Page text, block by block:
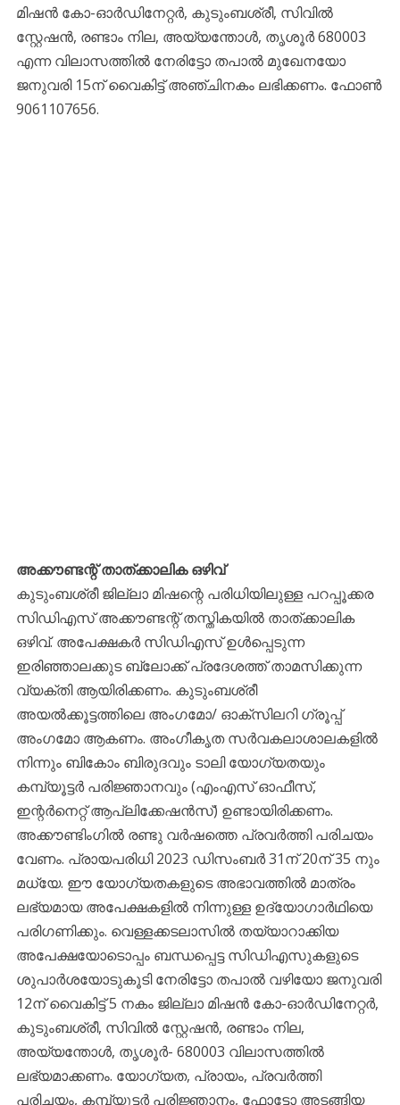
മിഷന്‍ കോ-ഓര്‍ഡിനേറ്റര്‍, കുടുംബശ്രീ, സിവില്‍
സ്റ്റേഷന്‍, രണ്ടാം നില, അയ്യന്തോള്‍, തൃശൂര്‍ 680003
എന്ന വിലാസത്തില്‍ നേരിട്ടോ തപാല്‍ മുഖേനയോ
ജനുവരി 15ന് വൈകിട്ട് അഞ്ചിനകം ലഭിക്കണം. ഫോണ്‍
9061107656.
അക്കൗണ്ടന്റ് താത്ക്കാലിക ഒഴിവ്
കുടുംബശ്രീ ജില്ലാ മിഷന്റെ പരിധിയിലുള്ള പറപ്പൂക്കര
സിഡിഎസ് അക്കൗണ്ടന്റ് തസ്തികയില്‍ താത്ക്കാലിക
ഒഴിവ്. അപേക്ഷകര്‍ സിഡിഎസ് ഉള്‍പ്പെടുന്ന
ഇരിഞ്ഞാലക്കുട ബ്ലോക്ക് പ്രദേശത്ത് താമസിക്കുന്ന
വ്യക്തി ആയിരിക്കണം. കുടുംബശ്രീ
അയല്‍ക്കൂട്ടത്തിലെ അംഗമോ/ ഓക്‌സിലറി ഗ്രൂപ്പ്
അംഗമോ ആകണം. അംഗീകൃത സര്‍വകലാശാലകളില്‍
നിന്നും ബികോം ബിരുദവും ടാലി യോഗ്യതയും
കമ്പ്യൂട്ടര്‍ പരിജ്ഞാനവും (എംഎസ് ഓഫീസ്,
ഇന്റര്‍നെറ്റ് ആപ്ലിക്കേഷന്‍സ്) ഉണ്ടായിരിക്കണം.
അക്കൗണ്ടിംഗില്‍ രണ്ടു വര്‍ഷത്തെ പ്രവര്‍ത്തി പരിചയം
വേണം. പ്രായപരിധി 2023 ഡിസംബര്‍ 31ന് 20ന് 35 നും
മധ്യേ. ഈ യോഗ്യതകളുടെ അഭാവത്തില്‍ മാത്രം
ലഭ്യമായ അപേക്ഷകളില്‍ നിന്നുള്ള ഉദ്യോഗാര്‍ഥിയെ
പരിഗണിക്കും. വെള്ളക്കടലാസില്‍ തയ്യാറാക്കിയ
അപേക്ഷയോടൊപ്പം ബന്ധപ്പെട്ട സിഡിഎസുകളുടെ
ശുപാര്‍ശയോടുകൂടി നേരിട്ടോ തപാല്‍ വഴിയോ ജനുവരി
12ന് വൈകിട്ട് 5 നകം ജില്ലാ മിഷന്‍ കോ-ഓര്‍ഡിനേറ്റര്‍,
കുടുംബശ്രീ, സിവില്‍ സ്റ്റേഷന്‍, രണ്ടാം നില,
അയ്യന്തോള്‍, തൃശൂര്‍- 680003 വിലാസത്തില്‍
ലഭ്യമാക്കണം. യോഗ്യത, പ്രായം, പ്രവര്‍ത്തി
പരിചയം, കമ്പ്യൂട്ടര്‍ പരിജ്ഞാനം, ഫോട്ടോ അടങ്ങിയ